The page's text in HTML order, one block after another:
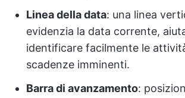
Linea della data: una linea
evidenzia la data corrente,
identificare facilmente le
scadenze imminenti.
Barra di avanzamento: